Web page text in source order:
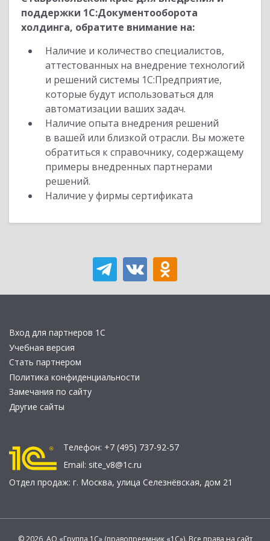
поддержки 1С:Документооборота
холдинга, обратите внимание на:
Наличие и количество специалистов,
аттестованных на внедрение технологий
и решений системы 1С:Предприятие,
которые будут использоваться для
автоматизации ваших задач.
Наличие опыта внедрения решений
в вашей или близкой отрасли. Вы можете
обратиться к справочнику, содержащему
примеры внедренных партнерами
решений.
Наличие у фирмы сертификата
Вход для партнеров 1С
Учебная версия
Стать партнером
Политика конфиденциальности
Замечания по сайту
Другие сайты
Телефон: +7 (495) 737-92-57
Email: site_v8@1c.ru
Отдел продаж: г. Москва, улица Селезнёвская, дом 21